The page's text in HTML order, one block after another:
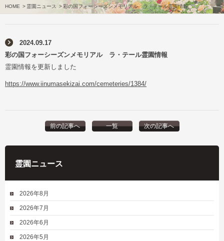
HOME > 霊園ニュース >彩の国フォーシーズンメモリアル ラ・テール霊園情報
2024.09.17
彩の国フォーシーズンメモリアル ラ・テール霊園情報
霊園情報を更新しました
https://www.iinumasekizai.com/cemeteries/1384/
前の記事へ 一覧 次の記事へ
霊園ニュース
2026年8月
2026年7月
2026年6月
2026年5月